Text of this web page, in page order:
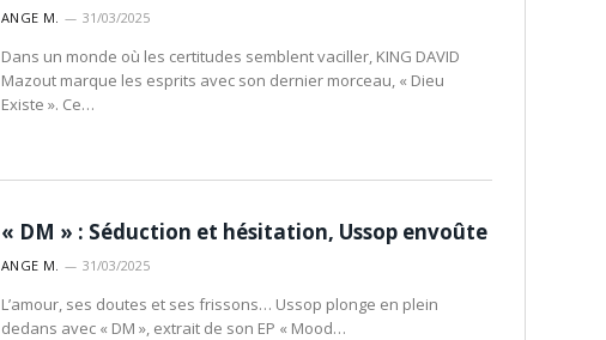
ANGE M. 31/03/2025
Dans un monde où les certitudes semblent vaciller, KING DAVID
Mazout marque les esprits avec son dernier morceau, « Dieu
Existe ». Ce…
« DM » : Séduction et hésitation, Ussop envoûte
ANGE M. 31/03/2025
L’amour, ses doutes et ses frissons… Ussop plonge en plein
dedans avec « DM », extrait de son EP « Mood…